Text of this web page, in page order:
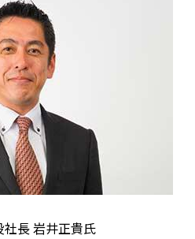
社長 岩井正貴氏